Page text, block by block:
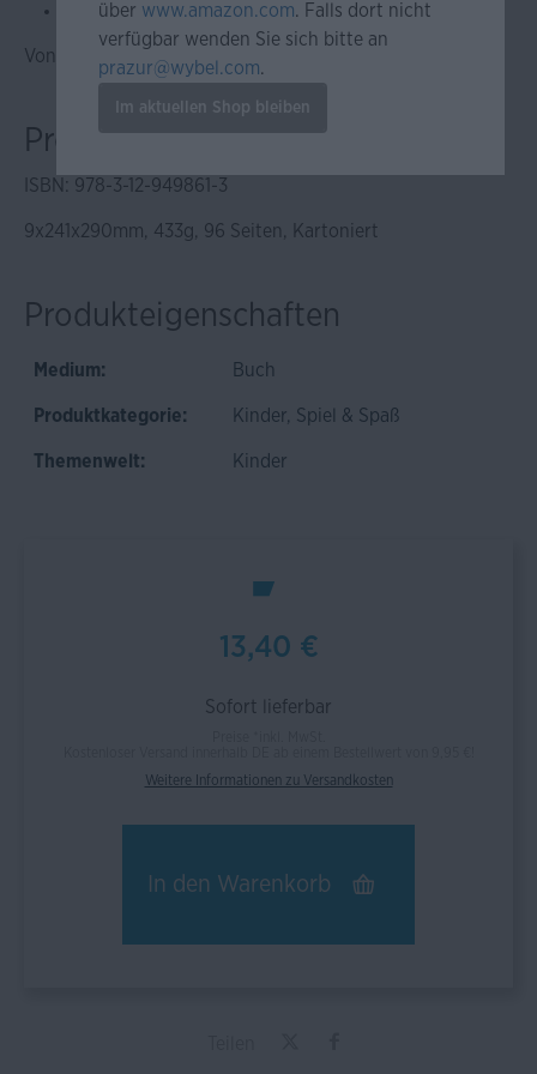
Würfelspiel
Von Expertinnen und Experten entwickelt
Produktinformationen
ISBN: 978-3-12-949861-3
9x241x290mm, 433g, 96 Seiten, Kartoniert
Produkteigenschaften
Medium: Buch
Produktkategorie: Kinder , Spiel & Spaß
Themenwelt: Kinder
13,40 €
Sofort lieferbar
Weitere Informationen zu Versandkosten
In den Warenkorb
über www.amazon.com. Falls dort nicht
verfügbar wenden Sie sich bitte an
prazur@wybel.com.
Im aktuellen Shop bleiben